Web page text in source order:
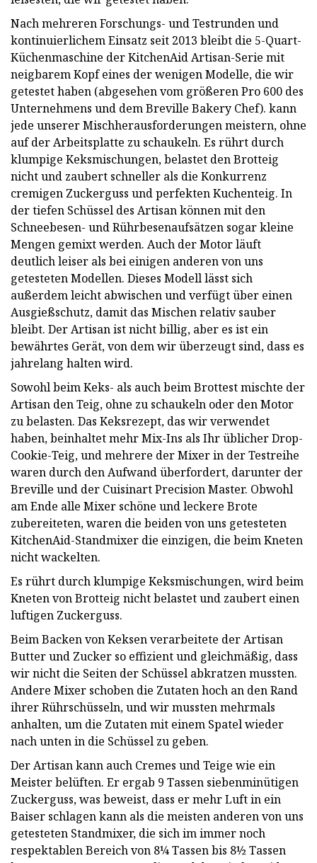
Nach mehreren Forschungs- und Testrunden und
kontinuierlichem Einsatz seit 2013 bleibt die 5-Quart-
Küchenmaschine der KitchenAid Artisan-Serie mit
neigbarem Kopf eines der wenigen Modelle, die wir
getestet haben (abgesehen vom größeren Pro 600 des
Unternehmens und dem Breville Bakery Chef). kann
jede unserer Mischherausforderungen meistern, ohne
auf der Arbeitsplatte zu schaukeln. Es rührt durch
klumpige Keksmischungen, belastet den Brotteig
nicht und zaubert schneller als die Konkurrenz
cremigen Zuckerguss und perfekten Kuchenteig. In
der tiefen Schüssel des Artisan können mit den
Schneebesen- und Rührbesenaufsätzen sogar kleine
Mengen gemixt werden. Auch der Motor läuft
deutlich leiser als bei einigen anderen von uns
getesteten Modellen. Dieses Modell lässt sich
außerdem leicht abwischen und verfügt über einen
Ausgießschutz, damit das Mischen relativ sauber
bleibt. Der Artisan ist nicht billig, aber es ist ein
bewährtes Gerät, von dem wir überzeugt sind, dass es
jahrelang halten wird.
Sowohl beim Keks- als auch beim Brottest mischte der
Artisan den Teig, ohne zu schaukeln oder den Motor
zu belasten. Das Keksrezept, das wir verwendet
haben, beinhaltet mehr Mix-Ins als Ihr üblicher Drop-
Cookie-Teig, und mehrere der Mixer in der Testreihe
waren durch den Aufwand überfordert, darunter der
Breville und der Cuisinart Precision Master. Obwohl
am Ende alle Mixer schöne und leckere Brote
zubereiteten, waren die beiden von uns getesteten
KitchenAid-Standmixer die einzigen, die beim Kneten
nicht wackelten.
Es rührt durch klumpige Keksmischungen, wird beim
Kneten von Brotteig nicht belastet und zaubert einen
luftigen Zuckerguss.
Beim Backen von Keksen verarbeitete der Artisan
Butter und Zucker so effizient und gleichmäßig, dass
wir nicht die Seiten der Schüssel abkratzen mussten.
Andere Mixer schoben die Zutaten hoch an den Rand
ihrer Rührschüsseln, und wir mussten mehrmals
anhalten, um die Zutaten mit einem Spatel wieder
nach unten in die Schüssel zu geben.
Der Artisan kann auch Cremes und Teige wie ein
Meister belüften. Er ergab 9 Tassen siebenminütigen
Zuckerguss, was beweist, dass er mehr Luft in ein
Baiser schlagen kann als die meisten anderen von uns
getesteten Standmixer, die sich im immer noch
respektablen Bereich von 8¼ Tassen bis 8½ Tassen